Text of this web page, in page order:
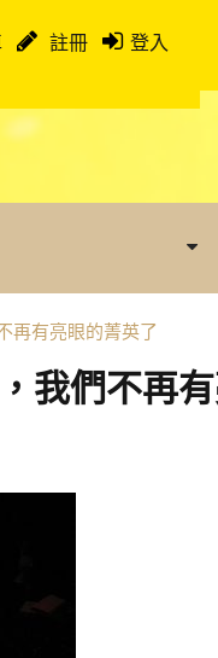
註冊 登入
再有亮眼的菁英了
我們不再